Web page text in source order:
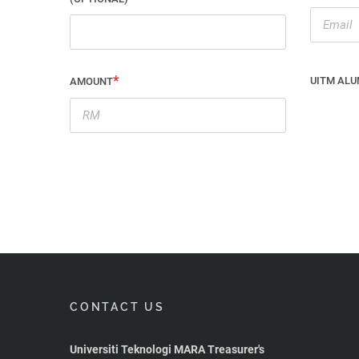
AMOUNT UITM
CONTACT US
Universiti Teknologi MARA Treasurer's